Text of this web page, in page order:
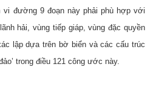
vi đường 9 đoạn này phải phù hợp với
hải, vùng tiếp giáp, vùng đặc quyền
lập dựa trên bờ biển và các cấu trúc
trong điều 121 công ước này.